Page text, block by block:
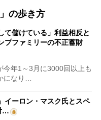
の歩き方
て儲けている」利益相反と
プファミリーの不正蓄財
年1～3月に3000回以上も
になり…
イーロン・マスク氏とスペ
…